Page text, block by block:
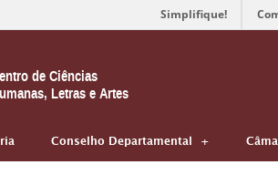
Simplifique!
de Ciências
Letras e Artes
Conselho Departamental